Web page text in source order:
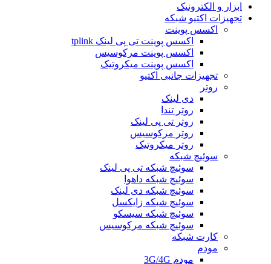
ابزار و الکترونیک
تجهیزات اکتیو شبکه
اکسس پوینت
اکسس پوینت تی پی لینک tplink
اکسس پوینت مرکوسیس
اکسس پوینت میکروتیک
تجهیزات جانبی اکتیو
روتر
دی لینک
روتر تندا
روتر تی پی لینک
روتر مرکوسیس
روتر میکروتیک
سوئیچ شبکه
سوئیچ شبکه تی پی لینک
سوئیچ شبکه داهوا
سوئیچ شبکه دی لینک
سوئیچ شبکه زایکسل
سوئیچ شبکه سیسکو
سوئیچ شبکه مرکوسیس
کارت شبکه
مودم
مودم 3G/4G